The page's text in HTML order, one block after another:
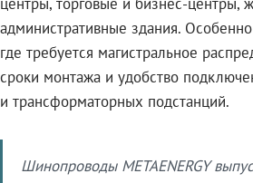
административные здания.
где требуется магистральное
сроки монтажа и удобство
и трансформаторных подстанций.
Шинопроводы METAENERGY